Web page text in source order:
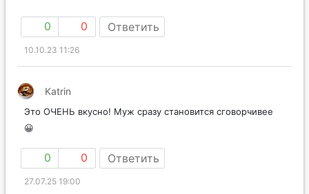
0 0 Ответить
10.10.23 11:26
Katrin
Это ОЧЕНЬ вкусно! Муж сразу становится сговорчивее
😀
0 0 Ответить
27.07.25 19:00